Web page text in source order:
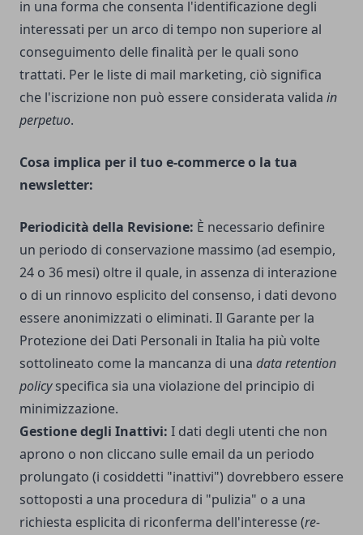
in una forma che consenta l'identificazione degli
interessati per un arco di tempo non superiore al
conseguimento delle finalità per le quali sono
trattati. Per le liste di mail marketing, ciò significa
che l'iscrizione non può essere considerata valida in
perpetuo.
Cosa implica per il tuo e-commerce o la tua
newsletter:
Periodicità della Revisione: È necessario definire
un periodo di conservazione massimo (ad esempio,
24 o 36 mesi) oltre il quale, in assenza di interazione
o di un rinnovo esplicito del consenso, i dati devono
essere anonimizzati o eliminati. Il Garante per la
Protezione dei Dati Personali in Italia ha più volte
sottolineato come la mancanza di una data retention
policyspecifica sia una violazione del principio di
minimizzazione.
Gestione degli Inattivi: I dati degli utenti che non
aprono o non cliccano sulle email da un periodo
prolungato (i cosiddetti "inattivi") dovrebbero essere
sottoposti a una procedura di "pulizia" o a una
richiesta esplicita di riconferma dell'interesse (re-